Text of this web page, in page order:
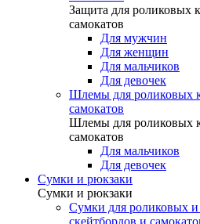
Защита для роликовых
самокатов
Для мужчин
Для женщин
Для мальчиков
Для девочек
Шлемы для роликовых
самокатов
Шлемы для роликовых
самокатов
Для мальчиков
Для девочек
Сумки и рюкзаки
Сумки и рюкзаки
Сумки для роликовых и
скейтбордов и